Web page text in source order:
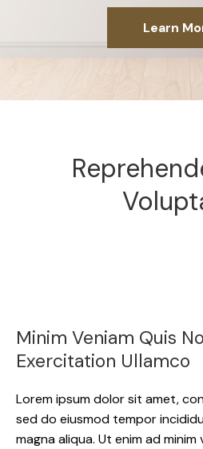
Learn
Minim Veniam Quis
Exercitation Ullamco
Lorem ipsum dolor sit amet,
sed do eiusmod tempor
magna aliqua. Ut enim ad